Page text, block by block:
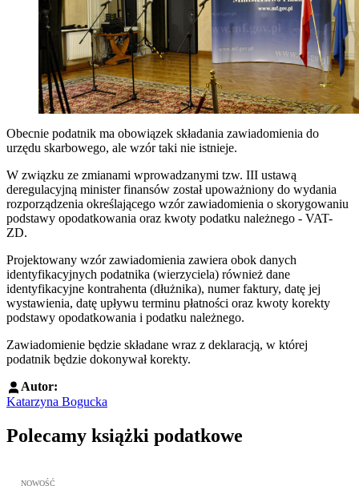
Obecnie podatnik ma obowiązek składania zawiadomienia do
urzędu skarbowego, ale wzór taki nie istnieje.
W związku ze zmianami wprowadzanymi tzw. III ustawą
deregulacyjną minister finansów został upoważniony do wydania
rozporządzenia określającego wzór zawiadomienia o skorygowaniu
podstawy opodatkowania oraz kwoty podatku należnego - VAT-
ZD.
Projektowany wzór zawiadomienia zawiera obok danych
identyfikacyjnych podatnika (wierzyciela) również dane
identyfikacyjne kontrahenta (dłużnika), numer faktury, datę jej
wystawienia, datę upływu terminu płatności oraz kwoty korekty
podstawy opodatkowania i podatku należnego.
Zawiadomienie będzie składane wraz z deklaracją, w której
podatnik będzie dokonywał korekty.
Autor:
Katarzyna Bogucka
Polecamy książki podatkowe
Przejdź do: JPK_VAT krok po kroku ebook, Patrycja Kubiesa -
NOWOŚĆ